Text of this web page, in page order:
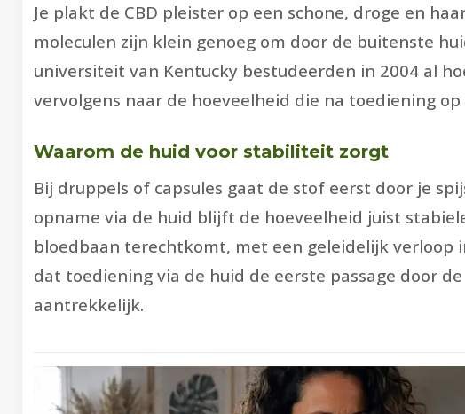
Je plakt de CBD pleister op een schone, droge en
moleculen zijn klein genoeg om door de buitenste
universiteit van Kentucky bestudeerden in 2004 al
vervolgens naar de hoeveelheid die na toediening
Waarom de huid voor stabiliteit zorgt
Bij druppels of capsules gaat de stof eerst door je
opname via de huid blijft de hoeveelheid juist
bloedbaan terechtkomt, met een geleidelijk verloop
dat toediening via de huid de eerste passage door
aantrekkelijk.